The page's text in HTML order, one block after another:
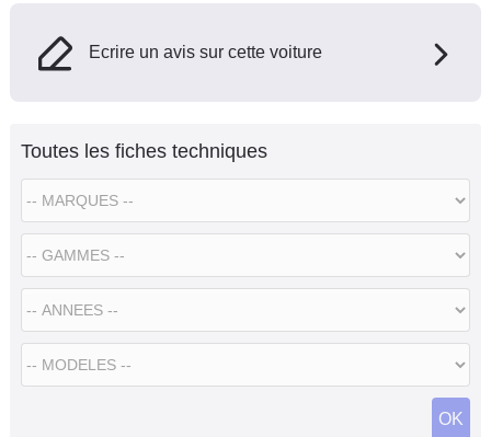
Ecrire un avis sur cette voiture
Toutes les fiches techniques